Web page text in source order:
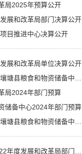
局2025年预算公开
展和改革局部门决算公开
目推进中心决算公开
展和改革局单位决算公开
局2024年部门预算
储备中心2024年部门预算